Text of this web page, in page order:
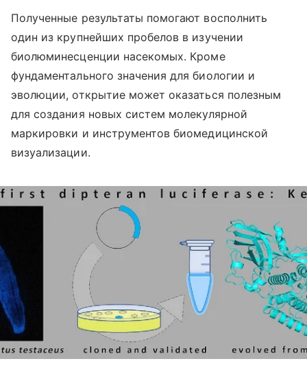
Полученные результаты помогают восполнить
один из крупнейших пробелов в изучении
биолюминесценции насекомых. Кроме
фундаментального значения для биологии и
эволюции, открытие может оказаться полезным
для создания новых систем молекулярной
маркировки и инструментов биомедицинской
визуализации.